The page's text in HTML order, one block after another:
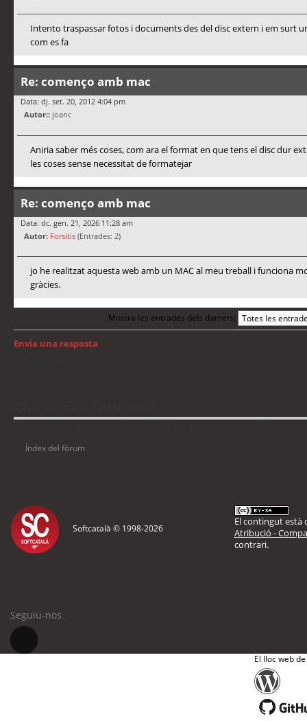
Intento traspassar fotos i documents des del disc extern i em surt
com es fa
Re: començo amb mac
Data: dj. set. 20, 2012 4:04 pm
Autor:: joanc
Aniria saber més coses, com ara el format en que tens el disc dur
les coses sense necessitat de formatejar
Re: començo amb mac
Data: dc. gen. 21, 2026 11:28 am
Autor: Forsitis (Entrades: 2)
jo he realitzat aquesta web amb un MAC al meu treball i funciona
gràcies.
Mostra les entrades dels darrers:
Envia una resposta
Índex del fòrum
Softcatalà © 1998-2026
El contingut està
Atribució -
contrari.
Seguiu-nos
El lloc web